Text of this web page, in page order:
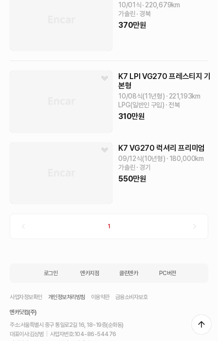
10/01식 220,679km
가솔린
경북
370만원
K7 LPI VG270 프레스티지 기
본형
10/08식(11년형) 221,193km
LPG(일반인 구입)
전북
310만원
K7 VG270 럭셔리 프리미엄
09/12식(10년형) 180,000km
가솔린
경기
550만원
1
로그인 엔카지점 클린엔카 PC버전
사업자정보확인 개인정보처리방침 이용약관 금융소비자보호
엔카닷컴(주)
주소:서울특별시 중구 통일로2길 16, 18~19층(순화동)
대표이사:김상범 사업자번호:104-86-54476